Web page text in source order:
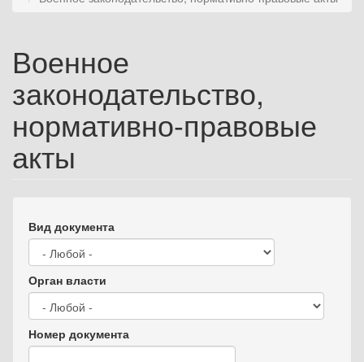
Военное
законодательство,
нормативно-правовые
акты
Вид документа
Орган власти
Номер документа